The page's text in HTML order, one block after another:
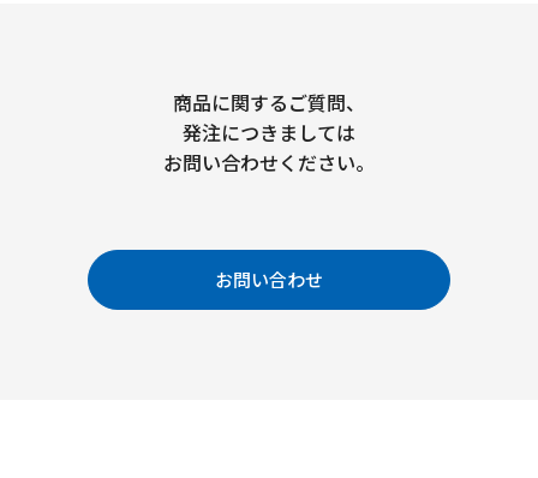
商品に関するご質問、
発注につきましては
お問い合わせください。
お問い合わせ